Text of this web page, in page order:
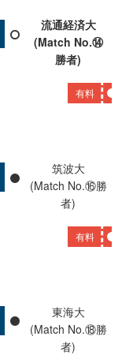
流通経済大
(Match No.⑭
勝者)
有料
筑波大
(Match No.⑯勝
者)
有料
東海大
(Match No.⑱勝
者)